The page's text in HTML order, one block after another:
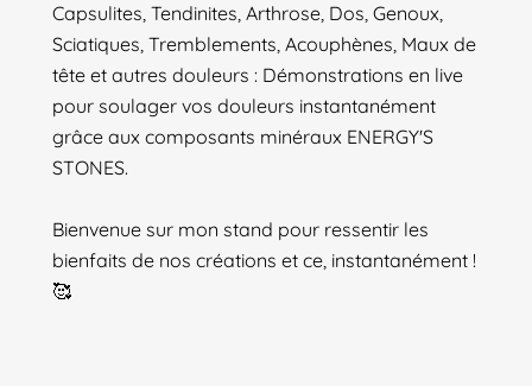
Capsulites, Tendinites, Arthrose, Dos, Genoux,
Sciatiques, Tremblements, Acouphènes, Maux de
tête et autres douleurs : Démonstrations en live
pour soulager vos douleurs instantanément
grâce aux composants minéraux ENERGY'S
STONES.
Bienvenue sur mon stand pour ressentir les
bienfaits de nos créations et ce, instantanément !
🥰